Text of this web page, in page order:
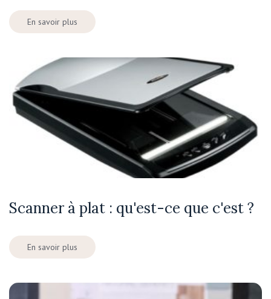
En savoir plus
Scanner à plat : qu'est-ce que c'est ?
En savoir plus